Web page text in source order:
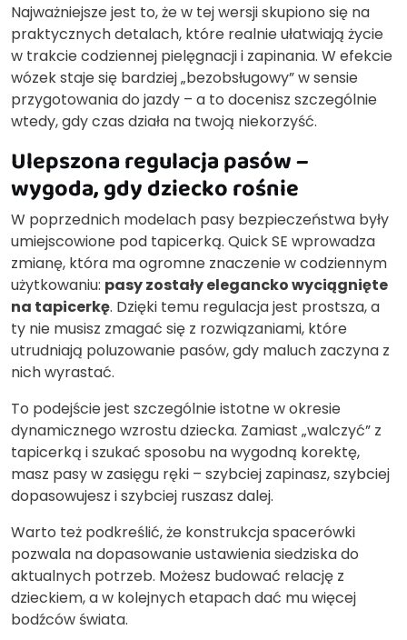
Najważniejsze jest to, że w tej wersji skupiono się na
praktycznych detalach, które realnie ułatwiają życie
w trakcie codziennej pielęgnacji i zapinania. W efekcie
wózek staje się bardziej „bezobsługowy” w sensie
przygotowania do jazdy – a to docenisz szczególnie
wtedy, gdy czas działa na twoją niekorzyść.
Ulepszona regulacja pasów –
wygoda, gdy dziecko rośnie
W poprzednich modelach pasy bezpieczeństwa były
umiejscowione pod tapicerką. Quick SE wprowadza
zmianę, która ma ogromne znaczenie w codziennym
użytkowaniu: pasy zostały elegancko wyciągnięte
na tapicerkę. Dzięki temu regulacja jest prostsza, a
ty nie musisz zmagać się z rozwiązaniami, które
utrudniają poluzowanie pasów, gdy maluch zaczyna z
nich wyrastać.
To podejście jest szczególnie istotne w okresie
dynamicznego wzrostu dziecka. Zamiast „walczyć” z
tapicerką i szukać sposobu na wygodną korektę,
masz pasy w zasięgu ręki – szybciej zapinasz, szybciej
dopasowujesz i szybciej ruszasz dalej.
Warto też podkreślić, że konstrukcja spacerówki
pozwala na dopasowanie ustawienia siedziska do
aktualnych potrzeb. Możesz budować relację z
dzieckiem, a w kolejnych etapach dać mu więcej
bodźców świata.